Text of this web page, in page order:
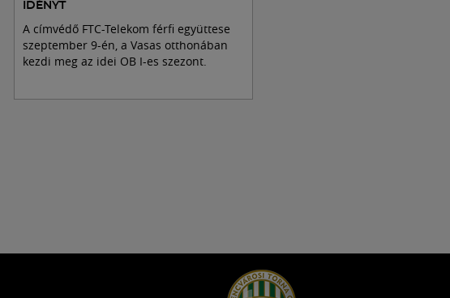
IDÉNYT
A címvédő FTC-Telekom férfi együttese
szeptember 9-én, a Vasas otthonában
kezdi meg az idei OB I-es szezont.